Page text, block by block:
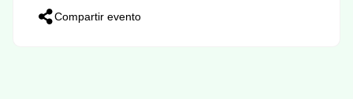
Compartir evento